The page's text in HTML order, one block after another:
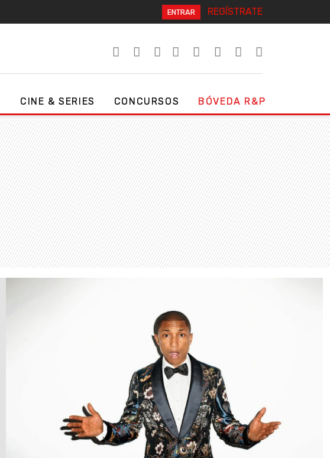
ENTRAR REGÍSTRATE
CINE & SERIES CONCURSOS BÓVEDA R&P